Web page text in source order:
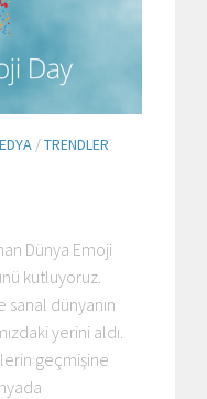
/TRENDLER
Dünya Emoji
kutluyoruz.
sanal dünyanın
yerini aldı.
geçmişine